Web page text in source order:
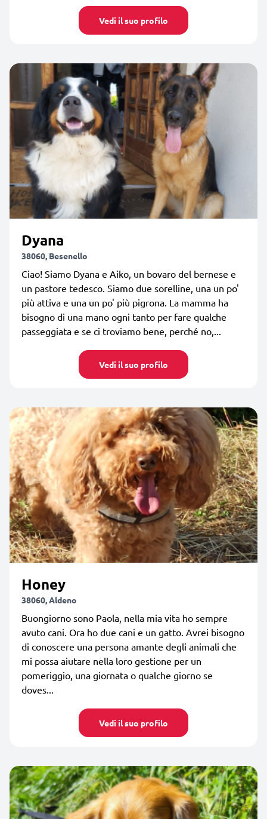
Vedi il suo profilo
Dyana
38060, Besenello
Ciao! Siamo Dyana e Aiko, un bovaro del bernese e
un pastore tedesco. Siamo due sorelline, una un po'
più attiva e una un po' più pigrona. La mamma ha
bisogno di una mano ogni tanto per fare qualche
passeggiata e se ci troviamo bene, perché no,...
Vedi il suo profilo
Honey
38060, Aldeno
Buongiorno sono Paola, nella mia vita ho sempre
avuto cani. Ora ho due cani e un gatto. Avrei bisogno
di conoscere una persona amante degli animali che
mi possa aiutare nella loro gestione per un
pomeriggio, una giornata o qualche giorno se
doves...
Vedi il suo profilo